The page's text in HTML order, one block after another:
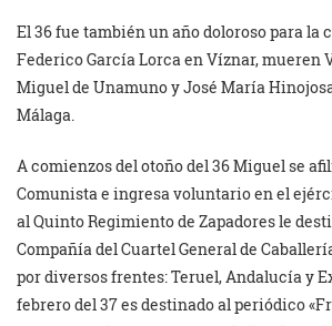
El 36 fue también un año doloroso para la
Federico García Lorca en Víznar, mueren
Miguel de Unamuno y José María
Málaga.
A comienzos del otoño del 36 Miguel se
Comunista e ingresa voluntario en el
al Quinto Regimiento de Zapadores le
Compañía del Cuartel General de
por diversos frentes: Teruel, Andalucía y
febrero del 37 es destinado al periódico